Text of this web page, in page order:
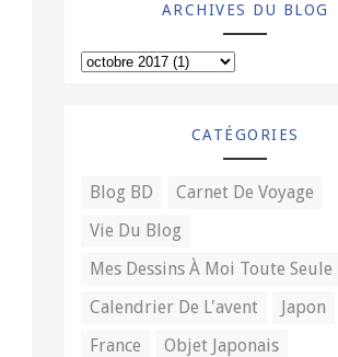
ARCHIVES DU BLOG
CATÉGORIES
Blog BD
Carnet De Voyage
Vie Du Blog
Mes Dessins À Moi Toute Seule
Calendrier De L'avent
Japon
France
Objet Japonais